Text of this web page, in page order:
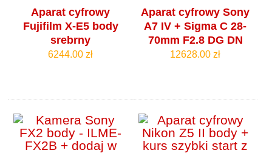
Aparat cyfrowy
Fujifilm X-E5 body
srebrny
6244.00 zł
Aparat cyfrowy Sony
A7 IV + Sigma C 28-
70mm F2.8 DG DN
12628.00 zł